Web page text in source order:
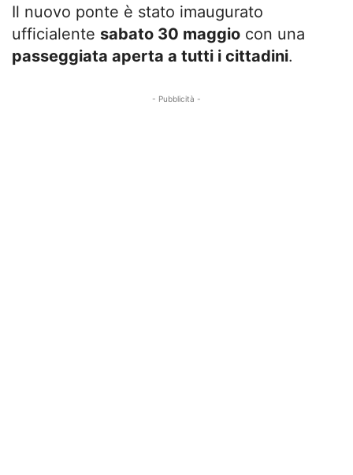
Il nuovo ponte è stato imaugurato
ufficialente sabato 30 maggio con una
passeggiata aperta a tutti i cittadini.
- Pubblicità -